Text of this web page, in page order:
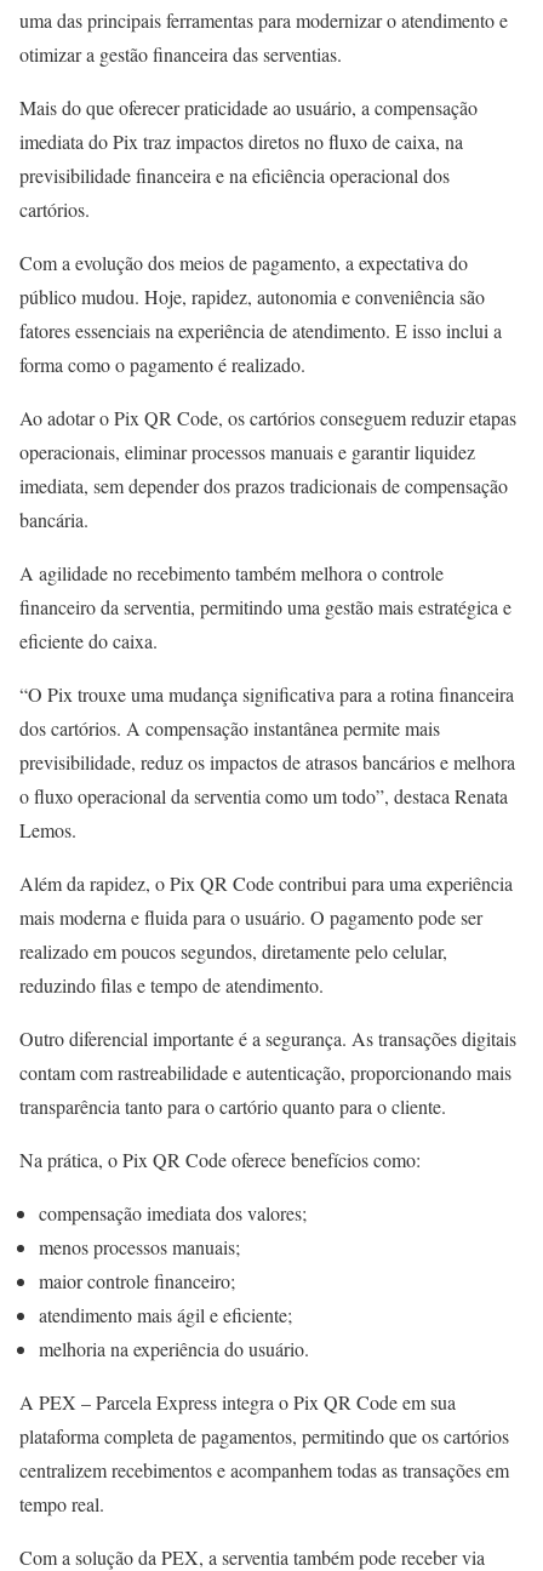
uma das principais ferramentas para modernizar o atendimento e
otimizar a gestão financeira das serventias.
Mais do que oferecer praticidade ao usuário, a compensação
imediata do Pix traz impactos diretos no fluxo de caixa, na
previsibilidade financeira e na eficiência operacional dos
cartórios.
Com a evolução dos meios de pagamento, a expectativa do
público mudou. Hoje, rapidez, autonomia e conveniência são
fatores essenciais na experiência de atendimento. E isso inclui a
forma como o pagamento é realizado.
Ao adotar o Pix QR Code, os cartórios conseguem reduzir etapas
operacionais, eliminar processos manuais e garantir liquidez
imediata, sem depender dos prazos tradicionais de compensação
bancária.
A agilidade no recebimento também melhora o controle
financeiro da serventia, permitindo uma gestão mais estratégica e
eficiente do caixa.
“O Pix trouxe uma mudança significativa para a rotina financeira
dos cartórios. A compensação instantânea permite mais
previsibilidade, reduz os impactos de atrasos bancários e melhora
o fluxo operacional da serventia como um todo”, destaca Renata
Lemos.
Além da rapidez, o Pix QR Code contribui para uma experiência
mais moderna e fluida para o usuário. O pagamento pode ser
realizado em poucos segundos, diretamente pelo celular,
reduzindo filas e tempo de atendimento.
Outro diferencial importante é a segurança. As transações digitais
contam com rastreabilidade e autenticação, proporcionando mais
transparência tanto para o cartório quanto para o cliente.
Na prática, o Pix QR Code oferece benefícios como:
compensação imediata dos valores;
menos processos manuais;
maior controle financeiro;
atendimento mais ágil e eficiente;
melhoria na experiência do usuário.
A PEX – Parcela Express integra o Pix QR Code em sua
plataforma completa de pagamentos, permitindo que os cartórios
centralizem recebimentos e acompanhem todas as transações em
tempo real.
Com a solução da PEX, a serventia também pode receber via